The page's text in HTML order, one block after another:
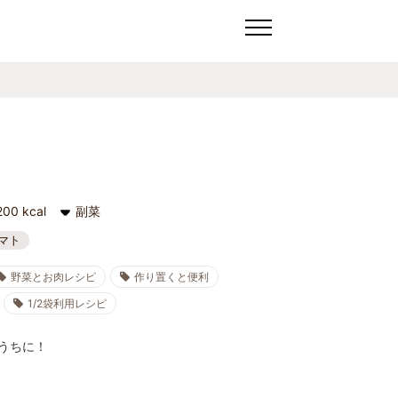
kcal 副菜
ト
野菜とお肉レシピ
作り置くと便利
1/2袋利用レシピ
ちに！